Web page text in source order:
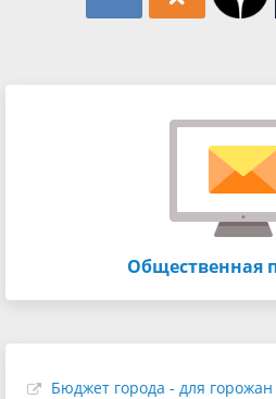
Общественная
Бюджет города - для горожан